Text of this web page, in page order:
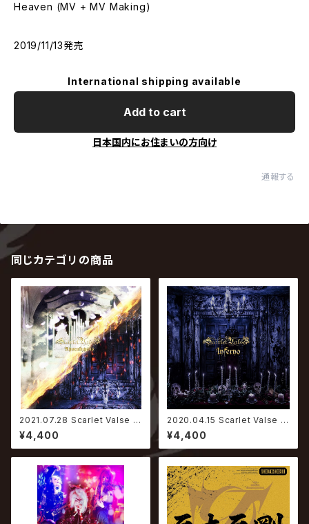
Heaven (MV + MV Making)
2019/11/13発売
International shipping available
Add to cart
日本国内にお住まいの方向け
通報する
同じカテゴリの商品
2021.07.28 Scarlet Valse /
Apocalypsis
¥4,400
2020.04.15 Scarlet Valse / I
nferno
¥4,400